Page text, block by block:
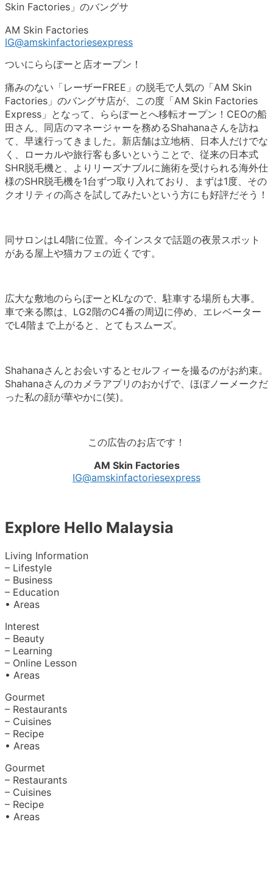
Skin Factories」のバングサ
AM Skin Factories
IG@amskinfactoriesexpress
ついにららぽーと店オープン！
痛みのない「レーザーFREE」の脱毛で人気の「AM Skin
Factories」のバングサ店が、この度「AM Skin Factories
Express」となって、ららぽーとへ移転オープン！CEOの船
田さん、同店のマネージャーを務めるShahanaさんを訪ね
て、早速行ってきました。新店舗は立地柄、日本人だけでな
く、ローカルや旅行客も多いということで、従来の日本式
SHR脱毛機と、よりリーズナブルに施術を受けられる海外仕
様のSHR脱毛機を1台ずつ取り入れており、まずは1度、その
クオリティの高さを試してみたいという方にも好評だそう！
同サロンはL4階に位置。今インスタで話題の夜景スポット
がある屋上や猫カフェの近くです。
広大な敷地のららぽーとKLなので、駐車する場所も大事。
車で来る際は、LG2階のC4番の周辺に停め、エレベーター
でL4階まで上がると、とてもスムーズ。
Shahanaさんとお会いするとセルフィーを撮るのがお約束。
Shahanaさんのカメラアプリのおかげで、ほぼノーメークだ
った私の顔が華やかに(笑)。
この広告のお店です！
AM Skin Factories
IG@amskinfactoriesexpress
Explore Hello Malaysia
Living Information
– Lifestyle
– Business
– Education
• Areas
Interest
– Beauty
– Learning
– Online Lesson
• Areas
Gourmet
– Restaurants
– Cuisines
– Recipe
• Areas
Gourmet
– Restaurants
– Cuisines
– Recipe
• Areas